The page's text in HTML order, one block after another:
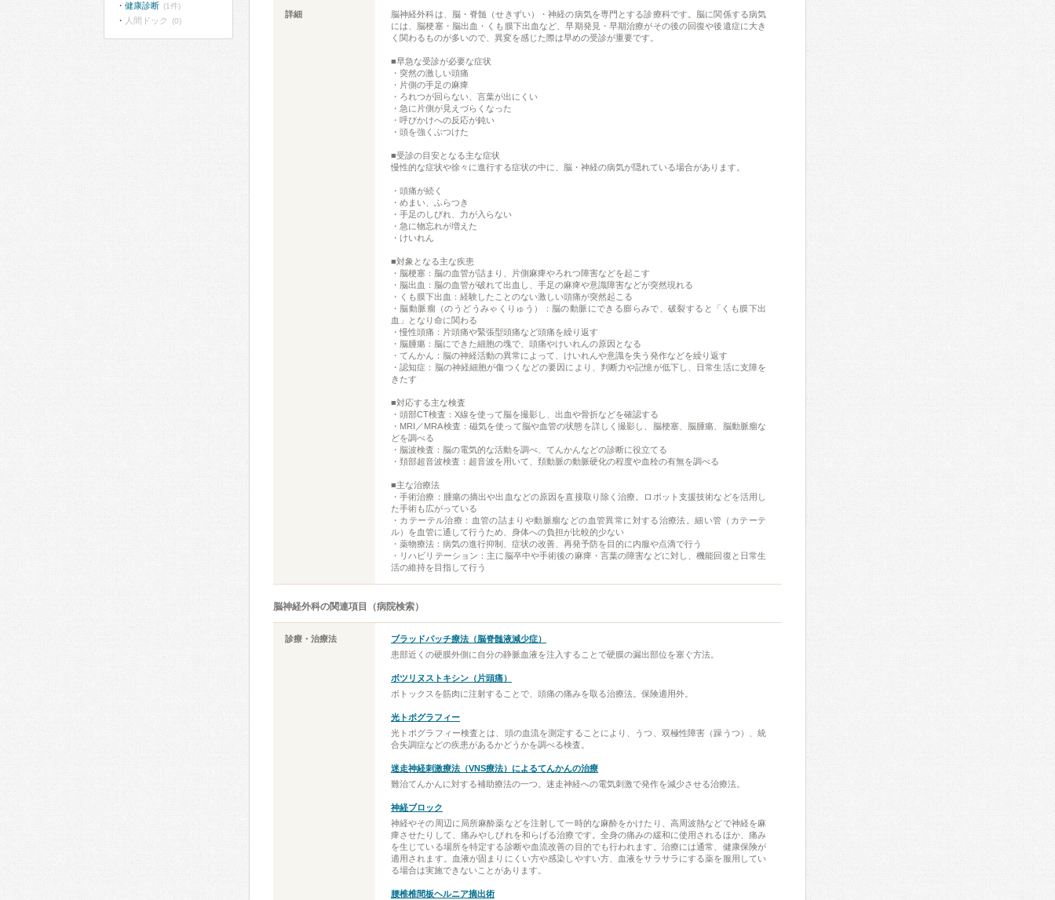
詳細
脳神経外科は、脳・脊髄（せきずい）・神経の病気を専門とする診療科です。脳に関係する病気
には、脳梗塞・脳出血・くも膜下出血など、早期発見・早期治療がその後の回復や後遺症に大き
く関わるものが多いので、異変を感じた際は早めの受診が重要です。
■早急な受診が必要な症状
・突然の激しい頭痛
・片側の手足の麻痺
・ろれつが回らない、言葉が出にくい
・急に片側が見えづらくなった
・呼びかけへの反応が鈍い
・頭を強くぶつけた
■受診の目安となる主な症状
慢性的な症状や徐々に進行する症状の中に、脳・神経の病気が隠れている場合があります。
・頭痛が続く
・めまい、ふらつき
・手足のしびれ、力が入らない
・急に物忘れが増えた
・けいれん
■対象となる主な疾患
・脳梗塞：脳の血管が詰まり、片側麻痺やろれつ障害などを起こす
・脳出血：脳の血管が破れて出血し、手足の麻痺や意識障害などが突然現れる
・くも膜下出血：経験したことのない激しい頭痛が突然起こる
・脳動脈瘤（のうどうみゃくりゅう）：脳の動脈にできる膨らみで、破裂すると「くも膜下出
血」となり命に関わる
・慢性頭痛：片頭痛や緊張型頭痛など頭痛を繰り返す
・脳腫瘍：脳にできた細胞の塊で、頭痛やけいれんの原因となる
・てんかん：脳の神経活動の異常によって、けいれんや意識を失う発作などを繰り返す
・認知症：脳の神経細胞が傷つくなどの要因により、判断力や記憶が低下し、日常生活に支障を
きたす
■対応する主な検査
・頭部CT検査：X線を使って脳を撮影し、出血や骨折などを確認する
・MRI／MRA検査：磁気を使って脳や血管の状態を詳しく撮影し、脳梗塞、脳腫瘍、脳動脈瘤な
どを調べる
・脳波検査：脳の電気的な活動を調べ、てんかんなどの診断に役立てる
・頚部超音波検査：超音波を用いて、頚動脈の動脈硬化の程度や血栓の有無を調べる
■主な治療法
・手術治療：腫瘍の摘出や出血などの原因を直接取り除く治療。ロボット支援技術などを活用し
た手術も広がっている
・カテーテル治療：血管の詰まりや動脈瘤などの血管異常に対する治療法。細い管（カテーテ
ル）を血管に通して行うため、身体への負担が比較的少ない
・薬物療法：病気の進行抑制、症状の改善、再発予防を目的に内服や点滴で行う
・リハビリテーション：主に脳卒中や手術後の麻痺・言葉の障害などに対し、機能回復と日常生
活の維持を目指して行う
脳神経外科の関連項目（病院検索）
診療・治療法
ブラッドパッチ療法（脳脊髄液減少症）
患部近くの硬膜外側に自分の静脈血液を注入することで硬膜の漏出部位を塞ぐ方法。
ボツリヌストキシン（片頭痛）
ボトックスを筋肉に注射することで、頭痛の痛みを取る治療法。保険適用外。
光トポグラフィー
光トポグラフィー検査とは、頭の血流を測定することにより、うつ、双極性障害（躁うつ）、統
合失調症などの疾患があるかどうかを調べる検査。
迷走神経刺激療法（VNS療法）によるてんかんの治療
難治てんかんに対する補助療法の一つ。迷走神経への電気刺激で発作を減少させる治療法。
神経ブロック
神経やその周辺に局所麻酔薬などを注射して一時的な麻酔をかけたり、高周波熱などで神経を麻
痺させたりして、痛みやしびれを和らげる治療です。全身の痛みの緩和に使用されるほか、痛み
を生じている場所を特定する診断や血流改善の目的でも行われます。治療には通常、健康保険が
適用されます。血液が固まりにくい方や感染しやすい方、血液をサラサラにする薬を服用してい
る場合は実施できないことがあります。
腰椎椎間板ヘルニア摘出術
健康診断 (1件)
人間ドック (0)